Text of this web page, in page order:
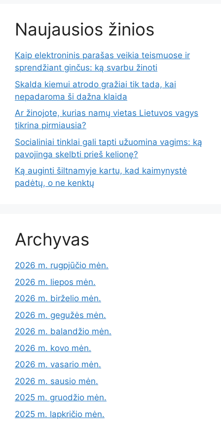
Naujausios žinios
Kaip elektroninis parašas veikia teismuose ir
sprendžiant ginčus: ką svarbu žinoti
Skalda kiemui atrodo gražiai tik tada, kai
nepadaroma ši dažna klaida
Ar žinojote, kurias namų vietas Lietuvos vagys
tikrina pirmiausia?
Socialiniai tinklai gali tapti užuomina vagims: ką
pavojinga skelbti prieš kelionę?
Ką auginti šiltnamyje kartu, kad kaimynystė
padėtų, o ne kenktų
Archyvas
2026 m. rugpjūčio mėn.
2026 m. liepos mėn.
2026 m. birželio mėn.
2026 m. gegužės mėn.
2026 m. balandžio mėn.
2026 m. kovo mėn.
2026 m. vasario mėn.
2026 m. sausio mėn.
2025 m. gruodžio mėn.
2025 m. lapkričio mėn.